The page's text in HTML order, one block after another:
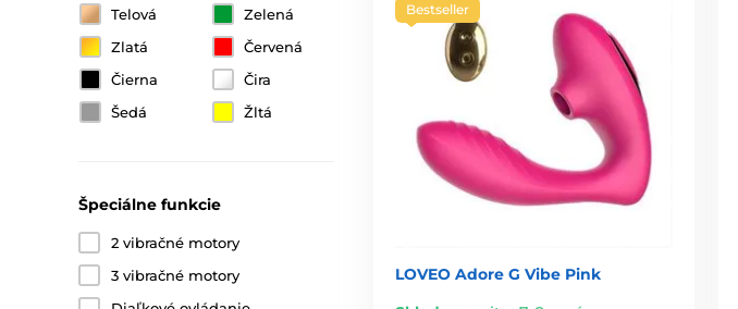
Telová
Zelená
Zlatá
Červená
Čierna
Čira
Šedá
Žltá
Špeciálne funkcie
2 vibračné motory
3 vibračné motory
Bestseller
LOVEO Adore G Vibe Pink